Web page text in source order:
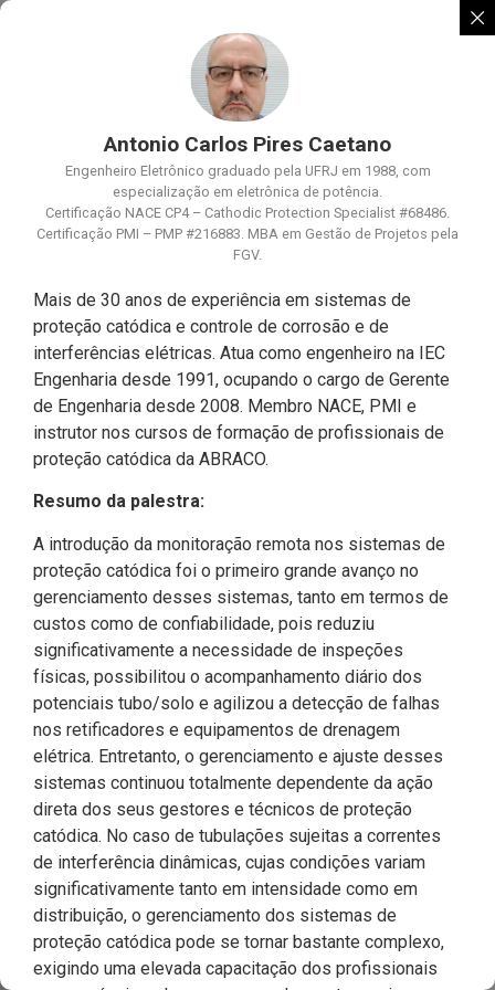
Antonio Carlos Pires Caetano
Engenheiro Eletrônico graduado pela UFRJ em 1988, com
especialização em eletrônica de potência.
Certificação NACE CP4 – Cathodic Protection Specialist #68486.
Certificação PMI – PMP #216883. MBA em Gestão de Projetos pela
FGV.
Mais de 30 anos de experiência em sistemas de
proteção catódica e controle de corrosão e de
interferências elétricas. Atua como engenheiro na IEC
Engenharia desde 1991, ocupando o cargo de Gerente
de Engenharia desde 2008. Membro NACE, PMI e
instrutor nos cursos de formação de profissionais de
proteção catódica da ABRACO.
Resumo da palestra:
A introdução da monitoração remota nos sistemas de
proteção catódica foi o primeiro grande avanço no
gerenciamento desses sistemas, tanto em termos de
custos como de confiabilidade, pois reduziu
significativamente a necessidade de inspeções
físicas, possibilitou o acompanhamento diário dos
potenciais tubo/solo e agilizou a detecção de falhas
nos retificadores e equipamentos de drenagem
elétrica. Entretanto, o gerenciamento e ajuste desses
sistemas continuou totalmente dependente da ação
direta dos seus gestores e técnicos de proteção
catódica. No caso de tubulações sujeitas a correntes
de interferência dinâmicas, cujas condições variam
significativamente tanto em intensidade como em
distribuição, o gerenciamento dos sistemas de
proteção catódica pode se tornar bastante complexo,
exigindo uma elevada capacitação dos profissionais